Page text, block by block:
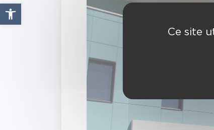
Ouvrir la barre d’outils
Ce site